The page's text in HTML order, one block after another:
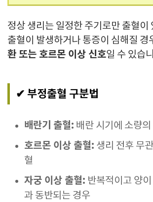
정상 생리는 일정한 주기로만 출혈이
출혈이 발생하거나 통증이 심해질 경
환 또는 호르몬 이상 신호일 수 있습
✔ 부정출혈 구분법
배란기 출혈: 배란 시기에 소량
호르몬 이상 출혈: 생리 전후 무
혈
자궁 이상 출혈: 반복적이고 양
과 동반되는 경우